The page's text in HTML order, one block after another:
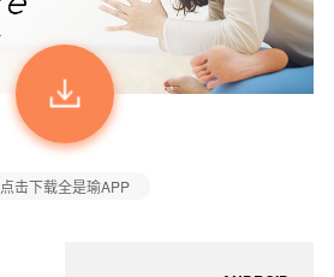
点击下载全是瑜APP